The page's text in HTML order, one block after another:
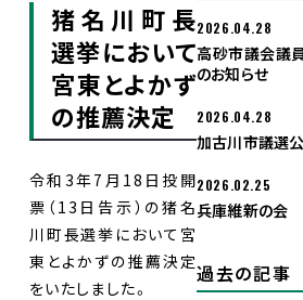
政策実績
お知らせ
入党希望
猪名川町長
選挙において
宮東とよかず
の推薦決定
令和3年7月18日投開
票（13日告示）の猪名
川町長選挙において宮
東とよかずの推薦決定
をいたしました。
2026.04.28
高砂市議会議
のお知らせ
2026.04.28
加古川市議選
2026.02.25
兵庫維新の会
過去の記事